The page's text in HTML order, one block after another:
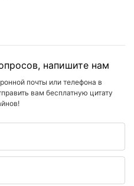
напишите нам
почты или телефона в
вам бесплатную цитату